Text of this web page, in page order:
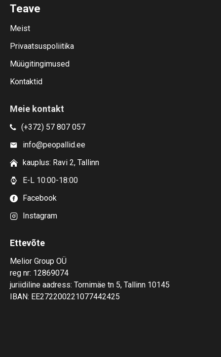
Teave
Meist
Privaatsuspoliitika
Müügitingimused
Kontaktid
Meie kontakt
(+372) 57 807 057
info@peopallid.ee
kauplus: Ravi 2, Tallinn
E-L 10:00-18:00
Facebook
Instagram
Ettevõte
Melior Group OÜ
reg nr: 12869074
juriidiline aadress: Tornimäe tn 5, Tallinn 10145
IBAN: EE272200221077442425